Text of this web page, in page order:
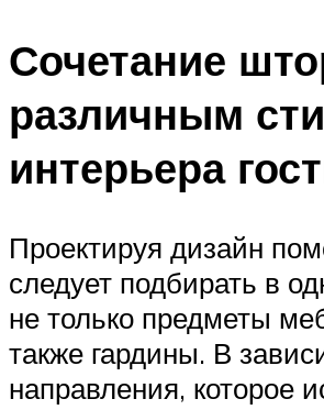
Сочетание
различным
интерьера
Проектируя дизайн
следует подбирать в
не только предметы
также гардины. В
направления, которое